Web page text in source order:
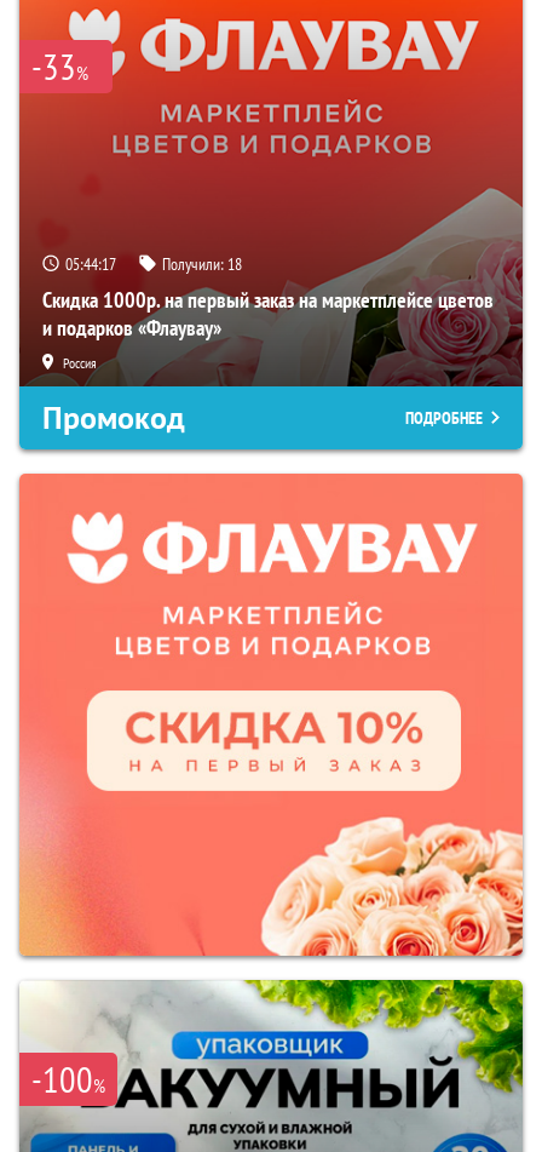
-33%
05:44:16 Получили: 18
Скидка 1000р. на первый заказ на маркетплейсе цветов
и подарков «Флаувау»
Россия
Промокод ПОДРОБНЕЕ
-100%